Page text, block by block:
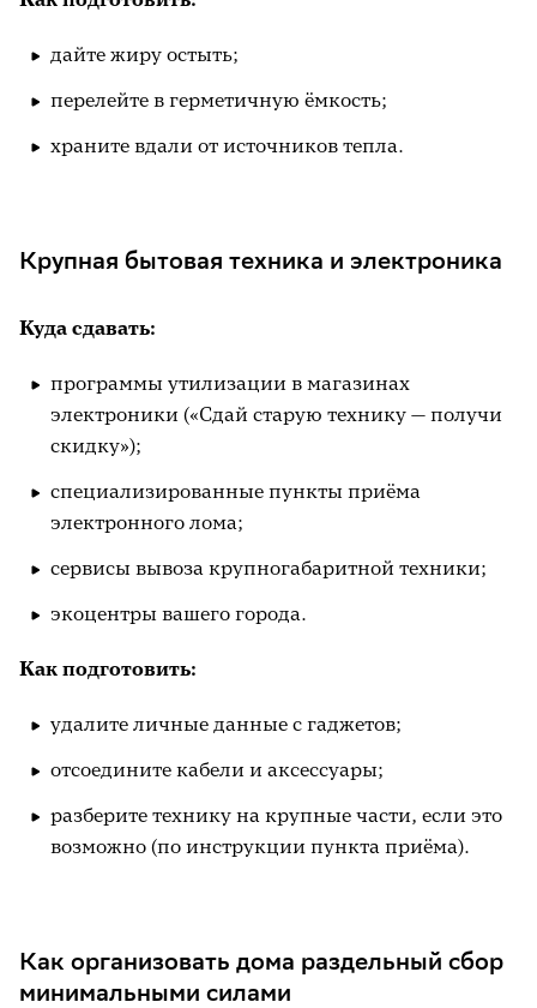
дайте жиру остыть;
перелейте в герметичную ёмкость;
храните вдали от источников тепла.
Крупная бытовая техника и электроника
Куда сдавать:
программы утилизации в магазинах
электроники («Сдай старую технику — получи
скидку»);
специализированные пункты приёма
электронного лома;
сервисы вывоза крупногабаритной техники;
экоцентры вашего города.
Как подготовить:
удалите личные данные с гаджетов;
отсоедините кабели и аксессуары;
разберите технику на крупные части, если это
возможно (по инструкции пункта приёма).
Как организовать дома раздельный сбор
минимальными силами